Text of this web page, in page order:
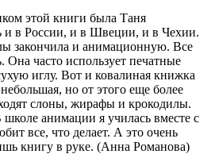
этой книги была Таня
и в России, и в Швеции, и в Чехии.
закончила и анимационную. Все
Она часто использует печатные
иглу. Вот и ковалиная книжка
но от этого еще более
слоны, жирафы и крокодилы.
анимации я училась вместе с
все, что делает. А это очень
книгу в руке. (Анна Романова)